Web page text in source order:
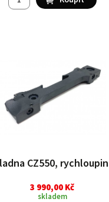
CZ550,
3 990,00 Kč
skladem